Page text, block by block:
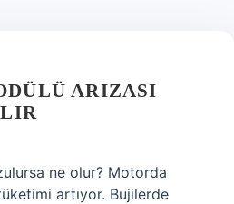
ARIZASI
ne olur? Motorda
artıyor. Bujilerde